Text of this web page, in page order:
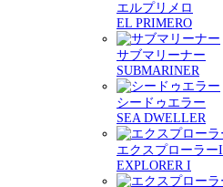
エルプリメロ
EL PRIMERO
サブマリーナー
SUBMARINER
シードゥエラー
SEA DWELLER
エクスプローラーI
EXPLORER I